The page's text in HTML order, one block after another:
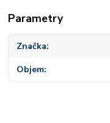
Parametry
Značka
Objem